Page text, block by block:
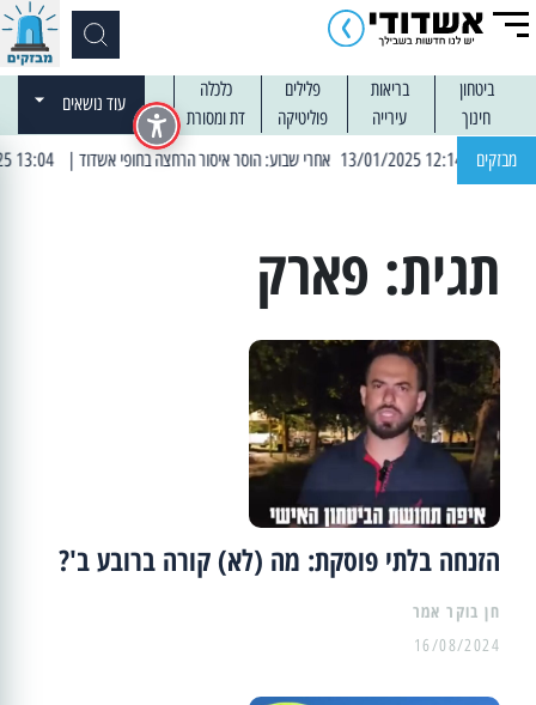
ביטחון בריאות פלילים
כלכלה
חינוך
עירייה פוליטיקה דת ומסורת
עוד נושאים
מבזקים
| 12:14 13/01/2025 אחרי שבוע: הוסר איסור הרחצה בחופי אשדוד | 13:04 14/01/2025 עובדים בלילות: עבודות קרצוף וריבוד אספלט
תגית: פארק
הזנחה בלתי פוסקת: מה (לא) קורה ברובע ב'?
16/08/2024